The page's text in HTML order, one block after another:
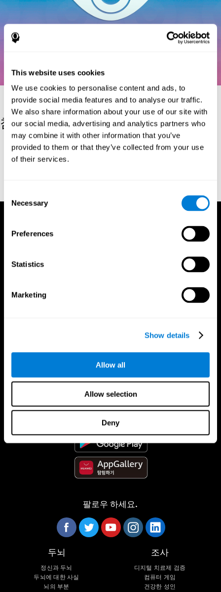
This website uses cookies
We use cookies to personalise content and ads, to
provide social media features and to analyse our traffic.
We also share information about your use of our site with
our social media, advertising and analytics partners who
may combine it with other information that you’ve
provided to them or that they’ve collected from your use
of their services.
Selection
Necessary
Preferences
Statistics
Marketing
Show details
Allow all
Allow selection
Deny
참고자료
Kaplan, E., Goodglass, H., Weintraub, S. (1983). Boston Naming
Test. Philadelphia: Lea & Febiger.
CogniFit App
팔로우 하세요.
두뇌
정신과 두뇌
두뇌에 대한 사실
뇌의 부분
조사
디지털 치료제 검증
컴퓨터 게임
건강한 성인